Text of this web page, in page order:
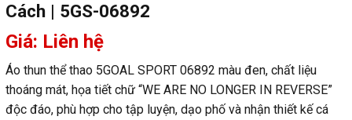
Cách | 5GS-06892
Giá: Liên hệ
Áo thun thể thao 5GOAL SPORT 06892 màu đen, chất liệu
thoáng mát, họa tiết chữ “WE ARE NO LONGER IN REVERSE”
độc đáo, phù hợp cho tập luyện, dạo phố và nhận thiết kế cá